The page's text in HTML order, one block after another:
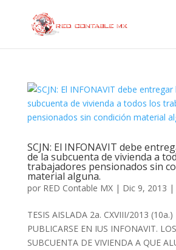
SCJN: El INFONAVIT debe
de la subcuenta de vivienda a
trabajadores pensionados sin
material alguna.
por RED Contable MX| Dic 9, 2013 |
TESIS AISLADA 2a. CXVIII/2013
PUBLICARSE EN IUS INFONAVIT.
SUBCUENTA DE VIVIENDA A QUE